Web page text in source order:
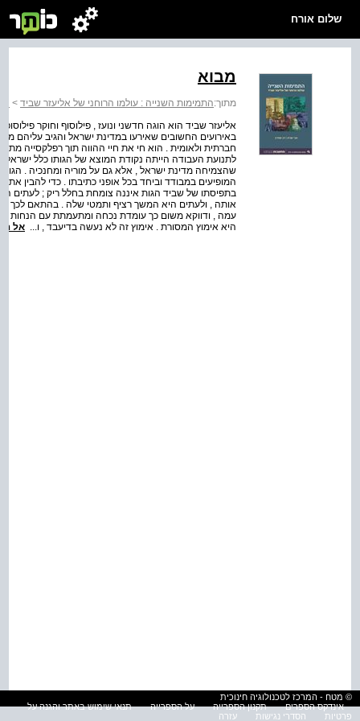
שלום אורח
מבוא
מתוך:התמימות השנייה : עולמו הרוחני של אליעזר שביד >
אליעזר שביד הוא הוגה חדשני ונועז , פילוסוף וחוקר
באירועים החשובים שאירעו במדינת ישראל והגיב עליהם
חברתית ולאומית . הוא חי את חיי ההווה תוך רפלקסייה
לתנועת העבודה הייתה נקודת המוצא של הגותו כלל
שהצמיחה מדינת ישראל , אלא גם על מוריה ומחנכיה .
המופיעים במבודד וביחד בכל אופני כתיבתו . כדי להבין
בתפיסתו של שביד הגות איננה צומחת בחלל ריק ;
אותה , ולעתים היא המשך רציף ותמטי שלה . בהתאם לכך
עמה , ודווקא משום כך עומדת נכחה ומתעמתת עם הנחות
היא אימוץ המסורת . אימוץ זה לא נעשה בדיעבד , ו... אל
© מטח - המרכז לטכנולוגיה חינוכית
אינדקס הספרים
תקנון הספרייה על הספרייה
תנאי שימוש באתר והגנה על
פרטיות
הסדרי נגישות עזרה